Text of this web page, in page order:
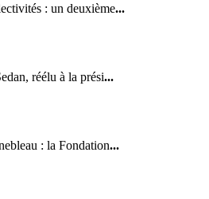
: un deuxième...
réélu à la prési...
: la Fondation...